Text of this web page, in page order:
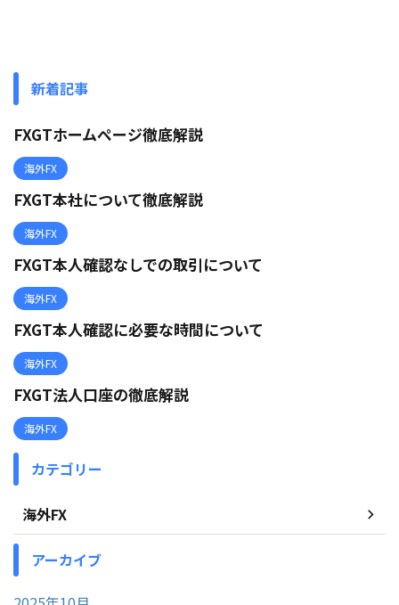
新着記事
FXGTホームページ徹底解説
海外FX
FXGT本社について徹底解説
海外FX
FXGT本人確認なしでの取引について
海外FX
FXGT本人確認に必要な時間について
海外FX
FXGT法人口座の徹底解説
海外FX
カテゴリー
海外FX
アーカイブ